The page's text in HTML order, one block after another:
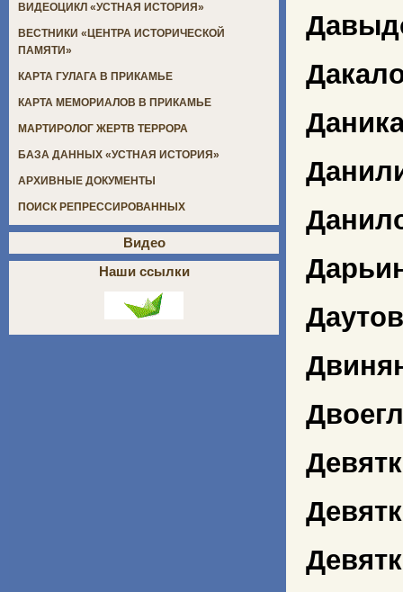
ВИДЕОЦИКЛ «УСТНАЯ ИСТОРИЯ»
ВЕСТНИКИ «ЦЕНТРА ИСТОРИЧЕСКОЙ
ПАМЯТИ»
КАРТА ГУЛАГА В ПРИКАМЬЕ
КАРТА МЕМОРИАЛОВ В ПРИКАМЬЕ
МАРТИРОЛОГ ЖЕРТВ ТЕРРОРА
БАЗА ДАННЫХ «УСТНАЯ ИСТОРИЯ»
АРХИВНЫЕ ДОКУМЕНТЫ
ПОИСК РЕПРЕССИРОВАННЫХ
Видео
Наши ссылки